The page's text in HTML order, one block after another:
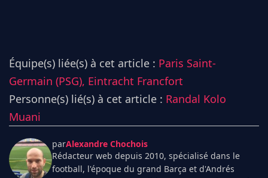
Équipe(s) liée(s) à cet article : Paris Saint-
Germain (PSG), Eintracht Francfort
Personne(s) lié(s) à cet article : Randal Kolo
Muani
parAlexandre Chochois
Rédacteur web depuis 2010, spécialisé dans le
football, l'époque du grand Barça et d'Andrés